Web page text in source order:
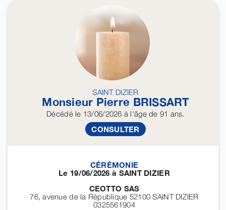
SAINT DIZIER
Monsieur Pierre BRISSART
Décédéle 13/06/2026 à l'âge de 91 ans.
CONSULTER
CÉRÉMONIE
Le 19/06/2026 à SAINT DIZIER
CEOTTO SAS
76, avenue de la République 52100SAINT DIZIER
0325561904